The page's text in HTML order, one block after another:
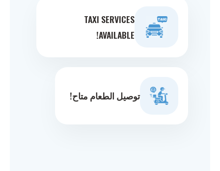
TAXI SERVICES
AVAILABLE!
توصيل الطعام متاح!